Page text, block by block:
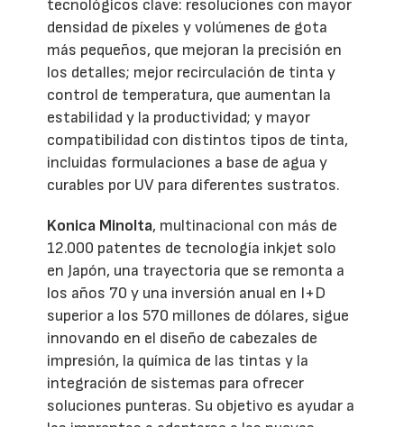
tecnológicos clave: resoluciones con mayor
densidad de píxeles y volúmenes de gota
más pequeños, que mejoran la precisión en
los detalles; mejor recirculación de tinta y
control de temperatura, que aumentan la
estabilidad y la productividad; y mayor
compatibilidad con distintos tipos de tinta,
incluidas formulaciones a base de agua y
curables por UV para diferentes sustratos.
Konica Minolta, multinacional con más de
12.000 patentes de tecnología inkjet solo
en Japón, una trayectoria que se remonta a
los años 70 y una inversión anual en I+D
superior a los 570 millones de dólares, sigue
innovando en el diseño de cabezales de
impresión, la química de las tintas y la
integración de sistemas para ofrecer
soluciones punteras. Su objetivo es ayudar a